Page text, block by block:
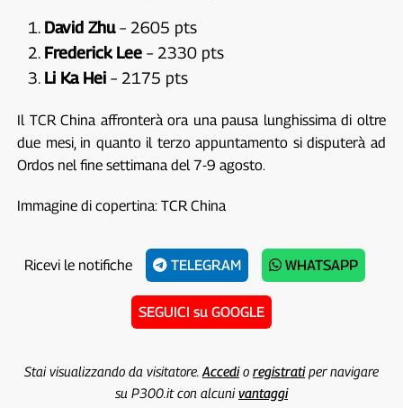
David Zhu– 2605 pts
Frederick Lee– 2330 pts
Li Ka Hei– 2175 pts
Il TCR China affronterà ora una pausa lunghissima di oltre
due mesi, in quanto il terzo appuntamento si disputerà ad
Ordos nel fine settimana del 7-9 agosto.
Immagine di copertina: TCR China
Ricevi le notifiche TELEGRAM WHATSAPP
SEGUICI su GOOGLE
Stai visualizzando da visitatore. Accedio registratiper navigare
su P300.it con alcunivantaggi